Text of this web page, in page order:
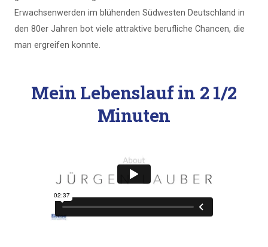
Erwachsenwerden im blühenden Südwesten Deutschland in
den 80er Jahren bot viele attraktive berufliche Chancen, die
man ergreifen konnte.
Mein Lebenslauf in 2 1/2
Minuten